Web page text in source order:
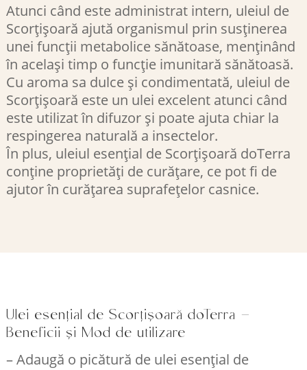
Atunci când este administrat intern, uleiul de
Scorțișoară ajută organismul prin susținerea
unei funcții metabolice sănătoase, menținând
în același timp o funcție imunitară sănătoasă.
Cu aroma sa dulce și condimentată, uleiul de
Scorțișoară este un ulei excelent atunci când
este utilizat în difuzor și poate ajuta chiar la
respingerea naturală a insectelor.
În plus, uleiul esențial de Scorțișoară doTerra
conține proprietăți de curățare, ce pot fi de
ajutor în curățarea suprafețelor casnice.
Ulei esențial de Scorțișoară doTerra –
Beneficii și Mod de utilizare
– Adaugă o picătură de ulei esențial de